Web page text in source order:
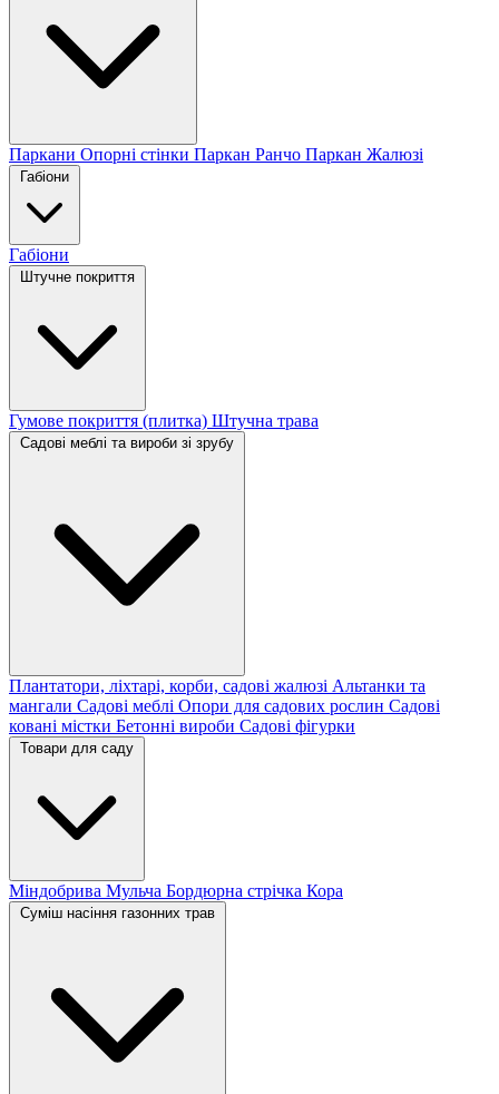
Паркани Опорні стінки Паркан Ранчо Паркан Жалюзі
Габіони
Габіони
Штучне покриття
Гумове покриття (плитка) Штучна трава
Садові меблі та вироби зі зрубу
Плантатори, ліхтарі, корби, садові жалюзі Альтанки та
мангали Садові меблі Опори для садових рослин Садові
ковані містки Бетонні вироби Садові фігурки
Товари для саду
Міндобрива Мульча Бордюрна стрічка Кора
Суміш насіння газонних трав